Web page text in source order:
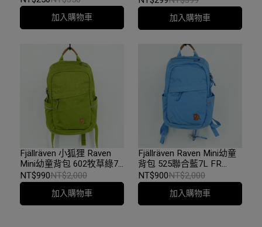
加入購物車 加入購物車
Fjällräven 小狐狸 Raven
Mini幼童背包 602牧草綠7L
FR 26050｜原廠NG全新品
NT$990NT$2,000
加入購物車
Fjällräven Raven Mini幼童
背包 525聯合藍7L FR
26050｜原廠NG全新品
NT$900NT$2,000
加入購物車